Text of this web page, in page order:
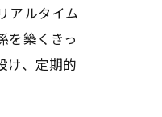
アルタイム
を築くきっ
け、定期的